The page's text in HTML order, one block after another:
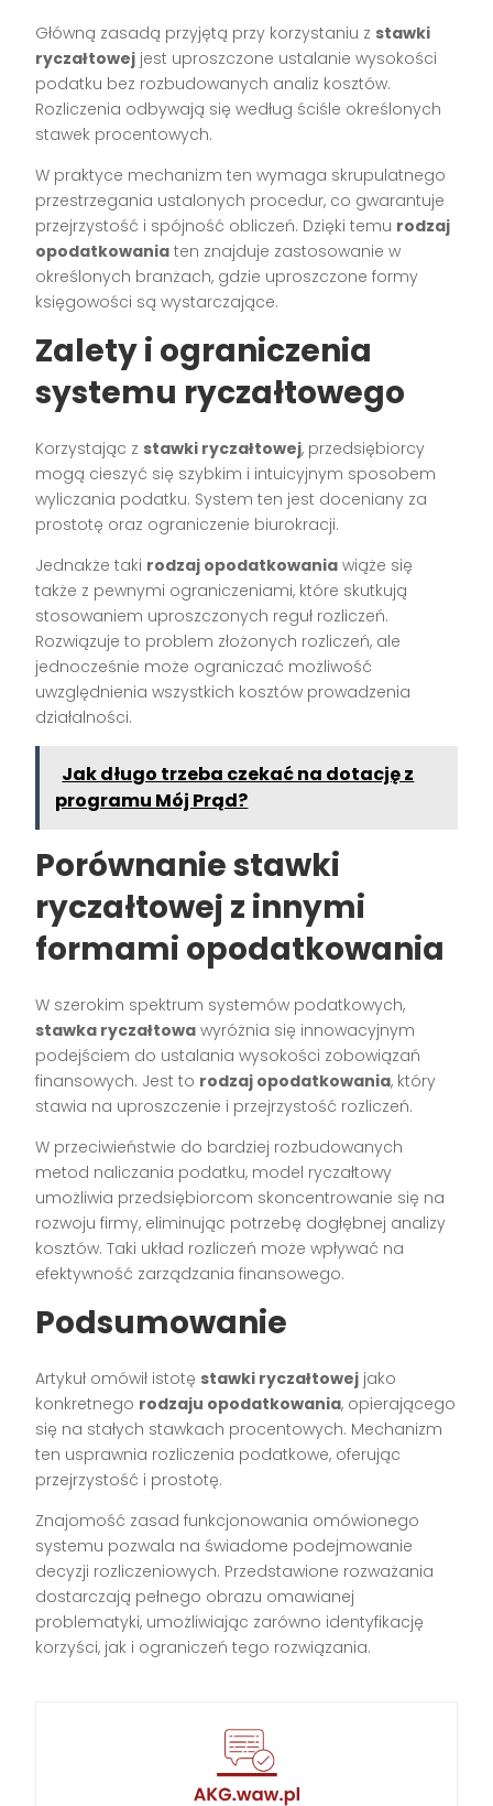
Główną zasadą przyjętą przy korzystaniu z stawki
ryczałtowej jest uproszczone ustalanie wysokości
podatku bez rozbudowanych analiz kosztów.
Rozliczenia odbywają się według ściśle określonych
stawek procentowych.
W praktyce mechanizm ten wymaga skrupulatnego
przestrzegania ustalonych procedur, co gwarantuje
przejrzystość i spójność obliczeń. Dzięki temu rodzaj
opodatkowania ten znajduje zastosowanie w
określonych branżach, gdzie uproszczone formy
księgowości są wystarczające.
Zalety i ograniczenia
systemu ryczałtowego
Korzystając z stawki ryczałtowej, przedsiębiorcy
mogą cieszyć się szybkim i intuicyjnym sposobem
wyliczania podatku. System ten jest doceniany za
prostotę oraz ograniczenie biurokracji.
Jednakże taki rodzaj opodatkowania wiąże się
także z pewnymi ograniczeniami, które skutkują
stosowaniem uproszczonych reguł rozliczeń.
Rozwiązuje to problem złożonych rozliczeń, ale
jednocześnie może ograniczać możliwość
uwzględnienia wszystkich kosztów prowadzenia
działalności.
Jak długo trzeba czekać na dotację z
programu Mój Prąd?
Porównanie stawki
ryczałtowej z innymi
formami opodatkowania
W szerokim spektrum systemów podatkowych,
stawka ryczałtowa wyróżnia się innowacyjnym
podejściem do ustalania wysokości zobowiązań
finansowych. Jest to rodzaj opodatkowania, który
stawia na uproszczenie i przejrzystość rozliczeń.
W przeciwieństwie do bardziej rozbudowanych
metod naliczania podatku, model ryczałtowy
umożliwia przedsiębiorcom skoncentrowanie się na
rozwoju firmy, eliminując potrzebę dogłębnej analizy
kosztów. Taki układ rozliczeń może wpływać na
efektywność zarządzania finansowego.
Podsumowanie
Artykuł omówił istotę stawki ryczałtowej jako
konkretnego rodzaju opodatkowania, opierającego
się na stałych stawkach procentowych. Mechanizm
ten usprawnia rozliczenia podatkowe, oferując
przejrzystość i prostotę.
Znajomość zasad funkcjonowania omówionego
systemu pozwala na świadome podejmowanie
decyzji rozliczeniowych. Przedstawione rozważania
dostarczają pełnego obrazu omawianej
problematyki, umożliwiając zarówno identyfikację
korzyści, jak i ograniczeń tego rozwiązania.